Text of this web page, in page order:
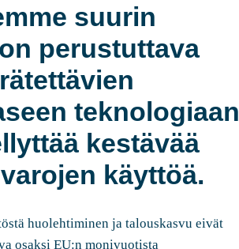
suurin
perustuttava
teknologiaan
kestävää
käyttöä.
huolehtiminen ja talouskasvu eivät
osaksi EU:n monivuotista